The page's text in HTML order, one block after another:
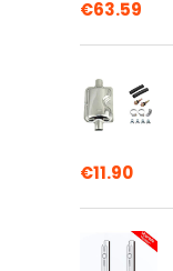
€63.59
€11.90